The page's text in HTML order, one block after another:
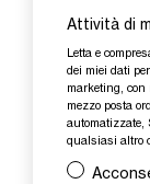
Attività di
Letta e
dei miei dati
marketing, con
mezzo posta
automatizzate,
qualsiasi altro